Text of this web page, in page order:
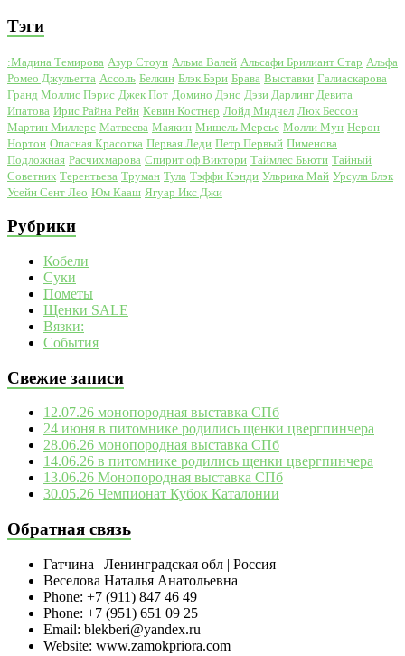
Тэги
:Мадина Темирова Азур Стоун Альма Валей Альсафи Брилиант Стар Альфа
Ромео Джульетта Ассоль Белкин Блэк Бэри Брава Выставки Галиаскарова
Гранд Моллис Пэрис Джек Пот Домино Дэнс Дэзи Дарлинг Девита
Ипатова Ирис Райна Рейн Кевин Костнер Лойд Мидчел Люк Бессон
Мартин Миллерс Матвеева Маякин Мишель Мерсье Молли Мун Нерон
Нортон Опасная Красотка Первая Леди Петр Первый Пименова
Подложная Расчихмарова Спирит оф Виктори Таймлес Бьюти Тайный
Советник Терентьева Труман Тула Тэффи Кэнди Ульрика Май Урсула Блэк
Усейн Сент Лео Юм Кааш Ягуар Икс Джи
Рубрики
Кобели
Суки
Пометы
Щенки SALE
Вязки:
События
Свежие записи
12.07.26 монопородная выставка СПб
24 июня в питомнике родились щенки цвергпинчера
28.06.26 монопородная выставка СПб
14.06.26 в питомнике родились щенки цвергпинчера
13.06.26 Монопородная выставка СПб
30.05.26 Чемпионат Кубок Каталонии
Обратная связь
Гатчина | Ленинградская обл | Россия
Веселова Наталья Анатольевна
Phone: +7 (911) 847 46 49
Phone: +7 (951) 651 09 25
Email: blekberi@yandex.ru
Website: www.zamokpriora.com